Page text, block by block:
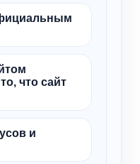
что сайт
и